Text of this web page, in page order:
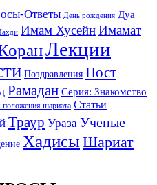
Ответы День рождения Дуа
Имам ХусейнИмамат
Лекции
Поздравления Пост
Рамадан Серия: Знакомство
шариата Статьи
Траур Ураза Ученые
ХадисыШариат